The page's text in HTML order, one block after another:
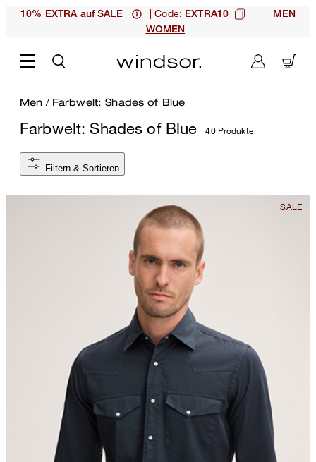
10% EXTRA auf SALE | Code: EXTRA10
MEN
WOMEN
Men / Farbwelt: Shades of Blue
Farbwelt: Shades of Blue 40 Produkte
Filtern & Sortieren